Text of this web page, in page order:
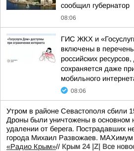
сообщил губернатор
08:06
ГИС ЖКХ и
включены в
российских
сохраняется даже
мобильного
08:06
Утром в районе Севастополя сбили
Дроны были уничтожены в основном
удалении от берега. Пострадавших
города Михаил Развожаев. MAXимум
«Радио Крым»// Крым 24 |Z| Все